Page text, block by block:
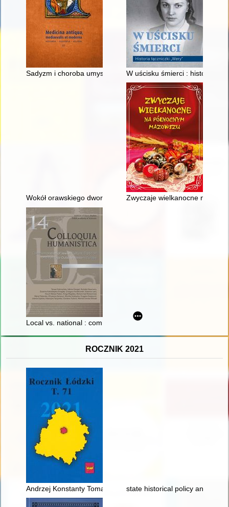
Sadyzm i choroba umysłowa w środowisku magnackim
W uścisku śmierci : historia
Wokół orawskiego dworu : podróż w czasie i przestrzeni
Zwyczaje wielkanocne na
Local vs. national : commemorative practices of Jewish
ROCZNIK 2021
Andrzej Konstanty Tomaszewicz (11 marca 1943-11 grudnia
state historical policy and the